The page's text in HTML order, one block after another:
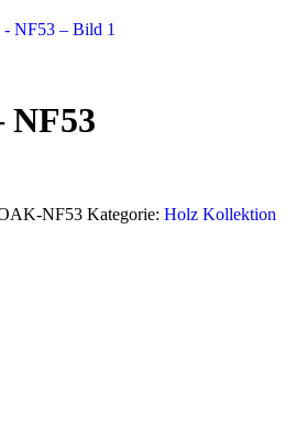
NF53
NF53 Kategorie: Holz Kollektion